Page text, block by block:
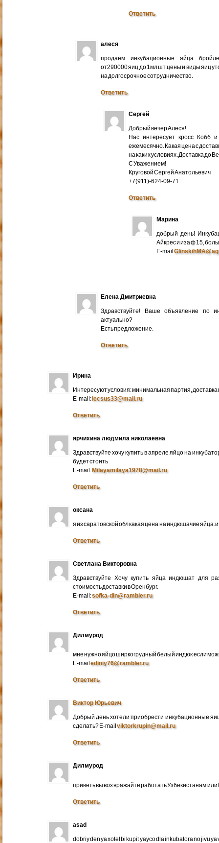
Ответить
алеся
продаём инкубационные яйца
от290000 яиц до 1мл шт.цены и виды яиц
на долгосрочное сотрудничество.
Ответить
Сергей
Добрый вечер Алеся!
Нас интересует кросс Кобб
ежемесячно. Какая цена с
на каких условиях. Доставка до
С Уважением!
Круговой Сергей Анатольевич
+7(911)-624-09-71
Ответить
Марина
добрый день!
Айкрес и иза ф 15,
E-mail
Елена Дмитриевна
Здравствуйте! Ваше объявление по
актуально?
Есть предложение.
Ответить
Ирина
Интересуют условия: минимальная партия, доставка
E-mail:lecsus33@mail.ru
Ответить
ярчихина людмила николаевна
Здравствуйте хочу купить в апреле яйцо на
будет стоить
E-mail:Milayamilaya1978@mail.ru
Ответить
оксана
я из саратовской обл какая цена на индюшачие яйца.и
Ответить
Светлана Викторовна
Здравствуйте Хочу купить яйца индюшат для
стоимость доставки в Оренбург.
E-mail:sofka-din@rambler.ru
Ответить
Дилмурод
мне нужно яйцо ширкогрудный белый индюк если
E-mailediniy76@rambler.ru
Ответить
Виктор Юрьевич
Добрый день хотели приобрести инкубационные
сделать? E-mailviktorkrupin@mail.ru
Ответить
Дилмурод
приветь вы воз вражайте работать Узбекистанам
Ответить
asad
dobriy den ya xotel bi kupit yayco dla inkubatora no jivu ya